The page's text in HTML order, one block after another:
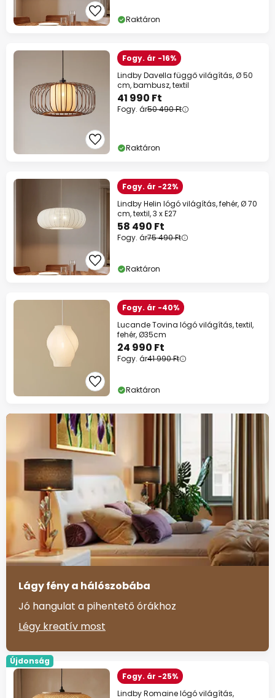
Raktáron
Fogy. ár -16%
Lindby Davella függő világítás, Ø 50
cm, bambusz, textil
41 990 Ft
Fogy. ár50 490 Ft
Raktáron
Fogy. ár -22%
Lindby Helin lógó világítás, fehér, Ø 70
cm, textil, 3 x E27
58 490 Ft
Fogy. ár75 490 Ft
Raktáron
Fogy. ár -40%
Lucande Tovina lógó világítás, textil,
fehér, Ø35cm
24 990 Ft
Fogy. ár41 990 Ft
Raktáron
Lágy fény a hálószobába
Jó hangulat a pihentető órákhoz
Légy kreatív most
Újdonság
Fogy. ár -25%
Lindby Romaine lógó világítás,
13%59 990 Ft felett
Kód: HET másolás
Spórolj most
*Mentes gyartok